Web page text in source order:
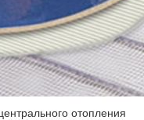
отопления